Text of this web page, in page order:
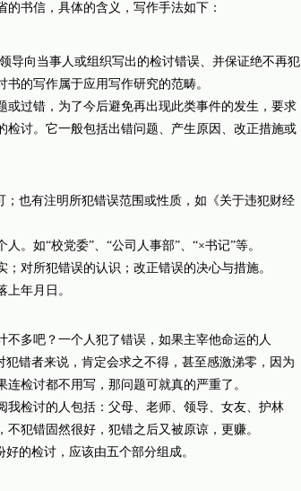
书信，具体的含义，写作手法如下：
向当事人或组织写出的检讨错误、并保证绝不再犯
的写作属于应用写作研究的范畴。
过错，为了今后避免再出现此类事件的发生，要求
检讨。它一般包括出错问题、产生原因、改正措施或
有注明所犯错误范围或性质，如《关于违犯财经
如“校党委”、“公司人事部”、“×书记”等。
对所犯错误的认识；改正错误的决心与措施。
上年月日。
多吧？一个人犯了错误，如果主宰他命运的人
错者来说，肯定会求之不得，甚至感激涕零，因为
连检讨都不用写，那问题可就真的严重了。
检讨的人包括：父母、老师、领导、女友、护林
犯错固然很好，犯错之后又被原谅，更赚。
的检讨，应该由五个部分组成。